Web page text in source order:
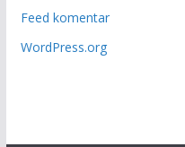
Feed komentar
WordPress.org